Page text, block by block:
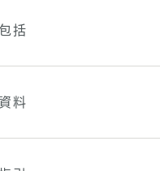
括
料